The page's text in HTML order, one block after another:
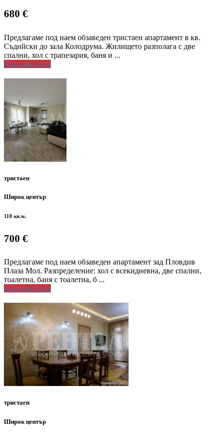
680 €
Предлагаме под наем обзаведен тристаен апартамент в кв.
Съдийски до зала Колодрума. Жилището разполага с две
спални, хол с трапезария, баня и ...
Виж офертата
тристаен
Широк център
110 кв.м.
700 €
Предлагаме под наем обзаведен апартамент зад Пловдив
Плаза Мол. Разпределение: хол с всекидневна, две спални,
тоалетна, баня с тоалетна, б ...
Виж офертата
тристаен
Широк център